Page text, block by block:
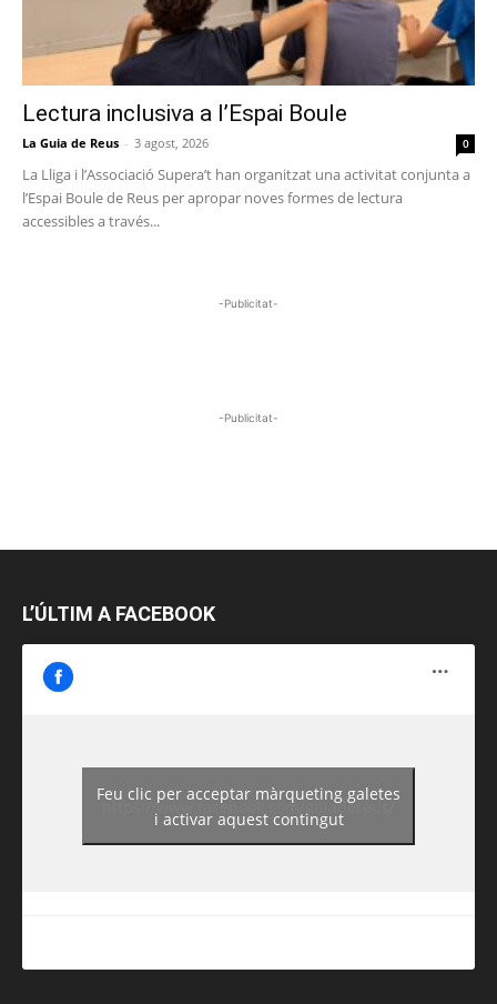
Lectura inclusiva a l’Espai Boule
La Guia de Reus - 3 agost, 2026 0
La Lliga i l’Associació Supera’t han organitzat una activitat conjunta a
l’Espai Boule de Reus per apropar noves formes de lectura
accessibles a través...
-Publicitat-
-Publicitat-
L’ÚLTIM A FACEBOOK
https://www.facebook.com/guiadereus/
Feu clic per acceptar màrqueting galetes
i activar aquest contingut